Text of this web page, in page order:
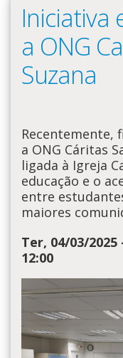
Iniciativa
a ONG
Suzana
Recentemente,
a ONG Cáritas
ligada à Igreja
educação e o
entre
maiores
Ter, 04/03/2025
12:00